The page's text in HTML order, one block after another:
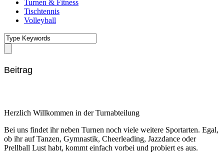
Turnen & Fitness
Tischtennis
Volleyball
Beitrag
Herzlich Willkommen in der Turnabteilung
Bei uns findet ihr neben Turnen noch viele weitere Sportarten. Egal,
ob ihr auf Tanzen, Gymnastik, Cheerleading, Jazzdance oder
Prellball Lust habt, kommt einfach vorbei und probiert es aus.